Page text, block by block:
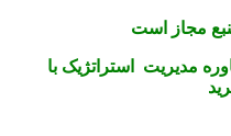
است
استراتژیک با